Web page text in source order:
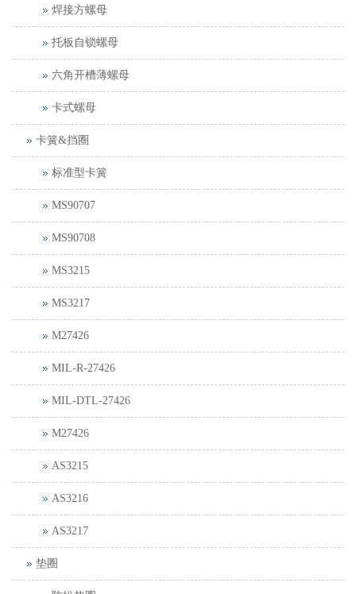
焊接方螺母
托板自锁螺母
六角开槽薄螺母
卡式螺母
卡簧&挡圈
标准型卡簧
MS90707
MS90708
MS3215
MS3217
M27426
MIL-R-27426
MIL-DTL-27426
M27426
AS3215
AS3216
AS3217
垫圈